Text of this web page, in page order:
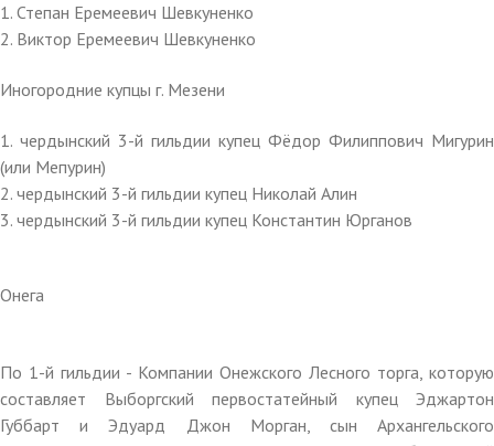
1. Степан Еремеевич Шевкуненко
2. Виктор Еремеевич Шевкуненко
Иногородние купцы г. Мезени
1. чердынский 3-й гильдии купец Фёдор Филиппович Мигурин
(или Мепурин)
2. чердынский 3-й гильдии купец Николай Алин
3. чердынский 3-й гильдии купец Константин Юрганов
Онега
По 1-й гильдии - Компании Онежского Лесного торга, которую
составляет Выборгский первостатейный купец Эджартон
Губбарт и Эдуард Джон Морган, сын Архангельского